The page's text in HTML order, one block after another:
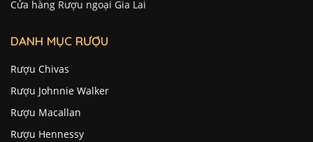
Cửa hàng Rượu ngoại Gia Lai
DANH MỤC RƯỢU
Rượu Chivas
Rượu Johnnie Walker
Rượu Macallan
Rượu Hennessy